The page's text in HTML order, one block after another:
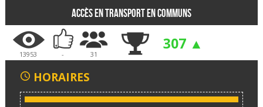
Accès en transport en communs
13953 - 31
307 ▲
HORAIRES